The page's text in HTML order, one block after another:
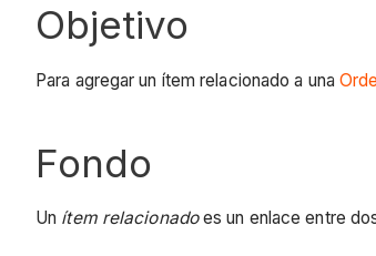
Objetivo
Para agregar un ítem relacionado a una
Fondo
Un ítem relacionadoes un enlace entre